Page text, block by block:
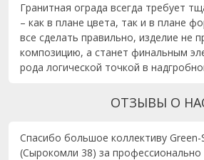
Гранитная ограда всегда требует
– как в плане цвета, так и в плане
все сделать правильно, изделие не
композицию, а станет финальным
рода логической точкой в
ОТЗЫВЫ О
Спасибо большое коллективу Green-
(Сырокомли 38) за профессионально